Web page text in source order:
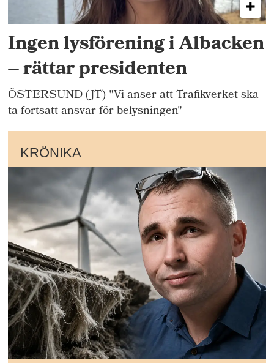
Ingen lysförening i Albacken
– rättar presidenten
ÖSTERSUND (JT) "Vi anser att Trafikverket ska
ta fortsatt ansvar för belysningen"
KRÖNIKA